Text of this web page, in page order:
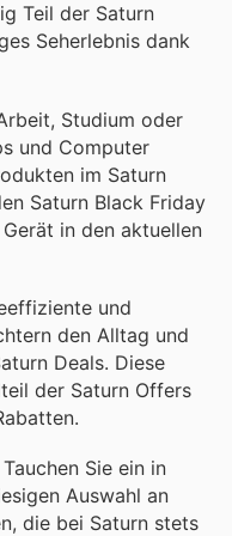
Teil der Saturn
Seherlebnis dank
Studium oder
und Computer
im Saturn
Saturn Black Friday
in den aktuellen
und
den Alltag und
Deals. Diese
der Saturn Offers
Tauchen Sie ein in
Auswahl an
die bei Saturn stets